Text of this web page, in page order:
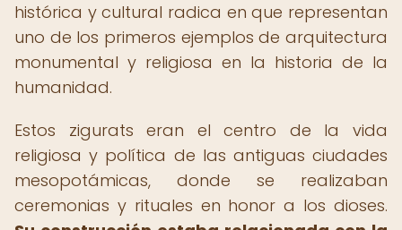
histórica y cultural radica en que representan
uno de los primeros ejemplos de arquitectura
monumental y religiosa en la historia de la
humanidad.
Estos zigurats eran el centro de la vida
religiosa y política de las antiguas ciudades
mesopotámicas, donde se realizaban
ceremonias y rituales en honor a los dioses.